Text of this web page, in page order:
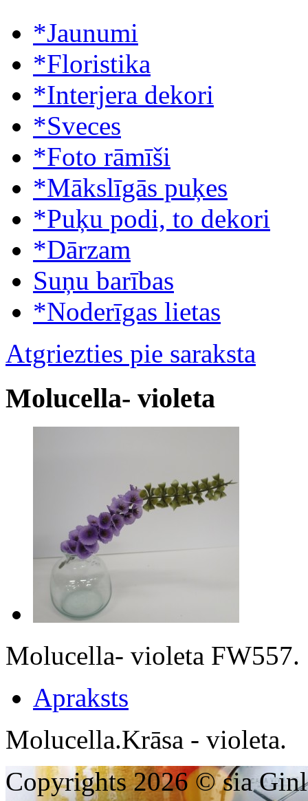
*Jaunumi
*Floristika
*Interjera dekori
*Sveces
*Foto rāmīši
*Mākslīgās puķes
*Puķu podi, to dekori
*Dārzam
Suņu barības
*Noderīgas lietas
Atgriezties pie saraksta
Molucella- violeta
Molucella- violeta FW557.
Apraksts
Molucella.Krāsa - violeta.
Copyrights 2026 © sia